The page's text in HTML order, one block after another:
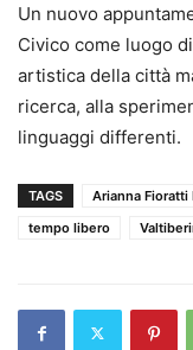
Un nuovo
Civico come luogo
artistica della città
ricerca, alla
linguaggi differenti.
TAGS Arianna Fioratti
tempo libero